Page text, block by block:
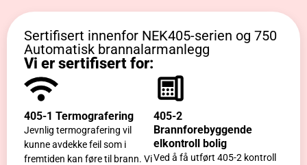
Sertifisert innenfor NEK405-serien og 750
Automatisk brannalarmanlegg
Vi er sertifisert for:
405-1 Termografering
Jevnlig termografering vil
kunne avdekke feil som i
fremtiden kan føre til brann. Vi
405-2
Brannforebyggende
elkontroll bolig
Ved å få utført 405-2 kontroll